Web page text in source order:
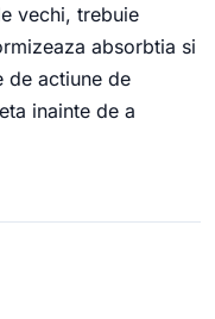
vechi, trebuie
absorbtia si
de actiune de
inainte de a